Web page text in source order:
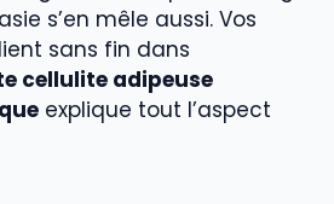
s’en mêle aussi. Vos
sans fin dans
cellulite adipeuse
explique tout l’aspect